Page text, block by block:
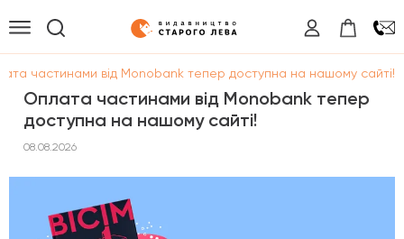
частинами від Monobank тепер доступна на нашому сайті!
Оплата частинами від Monobank тепер
доступна на нашому сайті!
08.08.2026